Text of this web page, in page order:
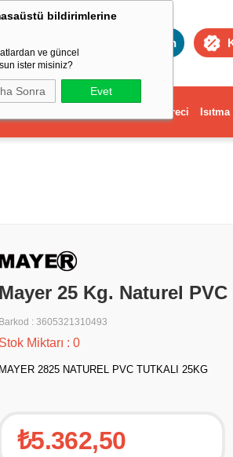
bildirimlerine
ve güncel
ister misiniz?
Sonra Evet
Toptan
Dekorasyon ve Ev Gereci
Mayer 25 Kg. Naturel PVC
Barkod : 3605321310493
Stok Miktarı : 0
MAYER 2825 NATUREL PVC TUTKALI 25KG
₺5.362,50